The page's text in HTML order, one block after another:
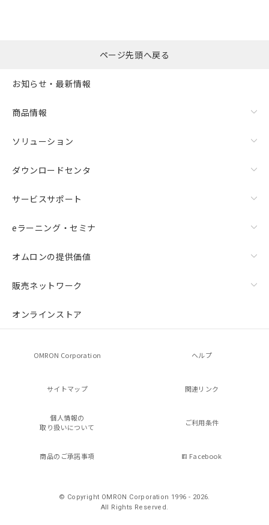
ページ先頭へ戻る
お知らせ・最新情報
商品情報
ソリューション
ダウンロードセンタ
サービスサポート
eラーニング・セミナ
オムロンの提供価値
販売ネットワーク
オンラインストア
OMRON Corporation ヘルプ
サイトマップ 関連リンク
個人情報の
取り扱いについて
ご利用条件
商品のご承諾事項 Facebook
© Copyright OMRON Corporation 1996 - 2026.
All Rights Reserved.